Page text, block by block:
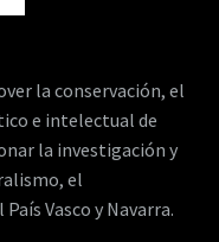
la conservación, el
e intelectual de
la investigación y
el
Vasco y Navarra.